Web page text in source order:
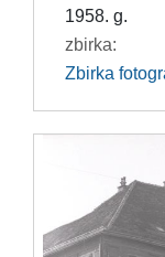
1958. g.
zbirka:
Zbirka